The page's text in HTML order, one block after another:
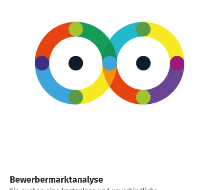
Bewerbermarktanalyse